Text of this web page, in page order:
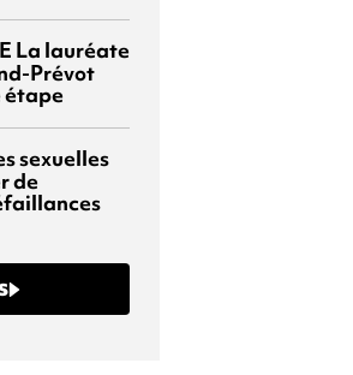
La lauréate
Prévot
étape
sexuelles
de